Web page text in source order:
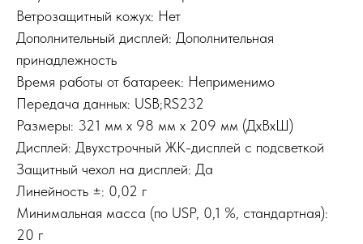
Ветрозащитный кожух: Нет
Дополнительный дисплей: Дополнительная
принадлежность
Время работы от батареек: Неприменимо
Передача данных: USB;RS232
Размеры: 321 мм x 98 мм x 209 мм (ДxВxШ)
Дисплей: Двухстрочный ЖК-дисплей с подсветкой
Защитный чехол на дисплей: Да
Линейность ±: 0,02 г
Минимальная масса (по USP, 0,1 %, стандартная):
20 г